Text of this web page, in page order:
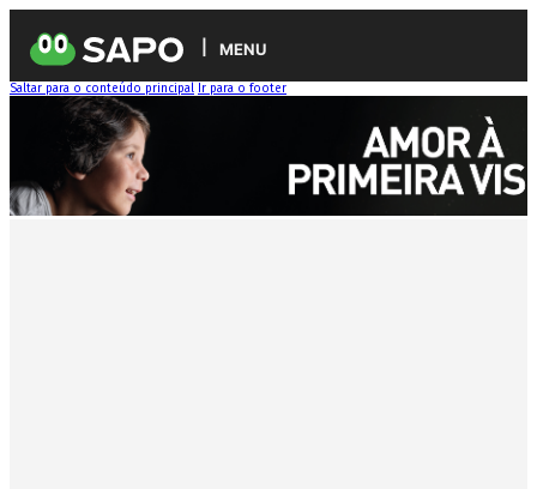
MENU
Saltar para o conteúdo principal Ir para o footer